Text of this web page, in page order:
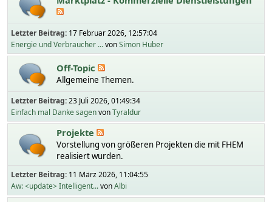
Letzter Beitrag: 17 Februar 2026, 12:57:04
Energie und Verbraucher ...vonSimon Huber
Off-Topic
Allgemeine Themen.
Letzter Beitrag:23 Juli 2026, 01:49:34
Einfach mal Danke sagenvonTyraldur
Projekte
Vorstellung von größeren Projekten die mit FHEM
realisiert wurden.
Letzter Beitrag: 11 März 2026, 11:04:55
Aw: <update> Intelligent...vonAlbi